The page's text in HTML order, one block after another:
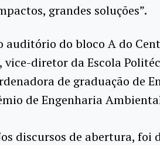
grandes soluções”.
do bloco A do
vice-diretor da Escola
de graduação de
de Engenharia
discursos de abertura, foi